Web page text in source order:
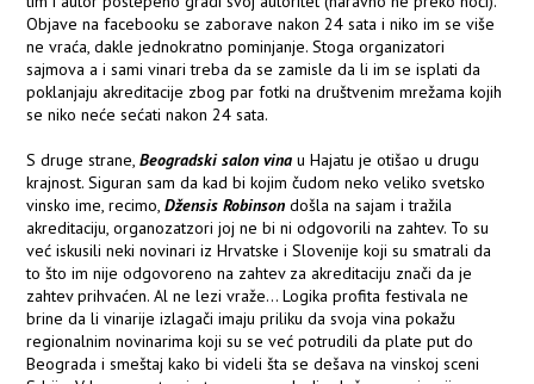
Objave na facebooku se zaborave nakon 24 sata i niko im se više
ne vraća, dakle jednokratno pominjanje. Stoga organizatori
sajmova a i sami vinari treba da se zamisle da li im se isplati da
poklanjaju akreditacije zbog par fotki na društvenim mrežama kojih
se niko neće sećati nakon 24 sata.
S druge strane,Beogradski salon vina u Hajatu je otišao u drugu
krajnost. Siguran sam da kad bi kojim čudom neko veliko svetsko
vinsko ime, recimo,Džensis Robinson došla na sajam i tražila
akreditaciju, organozatzori joj ne bi ni odgovorili na zahtev. To su
već iskusili neki novinari iz Hrvatske i Slovenije koji su smatrali da
to što im nije odgovoreno na zahtev za akreditaciju znači da je
zahtev prihvaćen. Al ne lezi vraže... Logika profita festivala ne
brine da li vinarije izlagači imaju priliku da svoja vina pokažu
regionalnim novinarima koji su se već potrudili da plate put do
Beograda i smeštaj kako bi videli šta se dešava na vinskoj sceni